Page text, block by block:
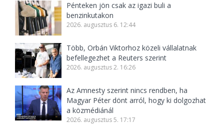
Pénteken jön csak az igazi buli a
benzinkutakon
2026. augusztus 6. 12:44
Több, Orbán Viktorhoz közeli vállalatnak
befellegezhet a Reuters szerint
2026. augusztus 2. 16:26
Az Amnesty szerint nincs rendben, ha
Magyar Péter dönt arról, hogy ki dolgozhat
a közmédiánál
2026. augusztus 5. 17:17